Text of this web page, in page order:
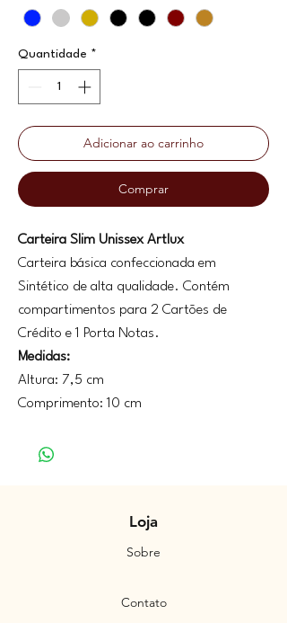
Quantidade *
Adicionar ao carrinho
Comprar
Carteira Slim Unissex Artlux
Carteira básica confeccionada em
Sintético de alta qualidade. Contém
compartimentos para 2 Cartões de
Crédito e 1 Porta Notas.
Medidas:
Altura: 7,5 cm
Comprimento: 10 cm
Loja
Sobre
Contato